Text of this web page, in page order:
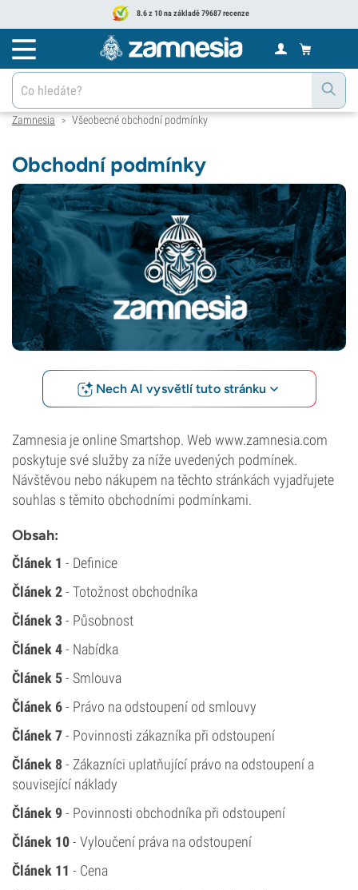
8.6 z 10 na základě 79687 recenze
Zamnesia > Všeobecné obchodní podmínky
Obchodní podmínky
Nech AI vysvětlí tuto stránku
Zamnesia je online Smartshop. Web www.zamnesia.com
poskytuje své služby za níže uvedených podmínek.
Návštěvou nebo nákupem na těchto stránkách vyjadřujete
souhlas s těmito obchodními podmínkami.
Obsah:
Článek 1 - Definice
Článek 2- Totožnost obchodníka
Článek 3- Působnost
Článek 4- Nabídka
Článek 5- Smlouva
Článek 6- Právo na odstoupení od smlouvy
Článek 7- Povinnosti zákazníka při odstoupení
Článek 8- Zákazníci uplatňující právo na odstoupení a
související náklady
Článek 9- Povinnosti obchodníka při odstoupení
Článek 10- Vyloučení práva na odstoupení
Článek 11 - Cena